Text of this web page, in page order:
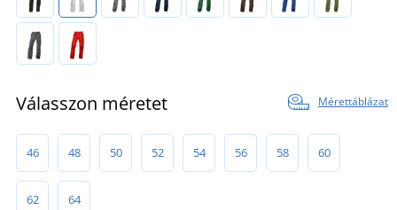
Válasszon méretet Mérettáblázat
46 48 50 52 54 56 58 60
62 64